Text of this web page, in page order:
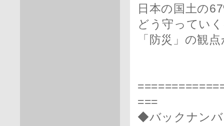
日本の国土の
どう守ってい
「防災」の観
===
◆バックナン